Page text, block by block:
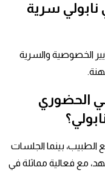
سرية
الخصوصية والسرية
الحضوري
الطبيب، بينما الجلسات
مع فعالية مماثلة في